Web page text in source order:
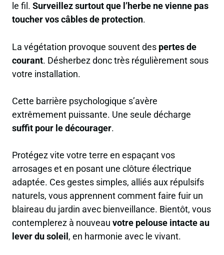
le fil. Surveillez surtout que l’herbe ne vienne pas
toucher vos câbles de protection.
La végétation provoque souvent des pertes de
courant. Désherbez donc très régulièrement sous
votre installation.
Cette barrière psychologique s’avère
extrêmement puissante. Une seule décharge
suffit pour le décourager.
Protégez vite votre terre en espaçant vos
arrosages et en posant une clôture électrique
adaptée. Ces gestes simples, alliés aux répulsifs
naturels, vous apprennent comment faire fuir un
blaireau du jardin avec bienveillance. Bientôt, vous
contemplerez à nouveau votre pelouse intacte au
lever du soleil , en harmonie avec le vivant.